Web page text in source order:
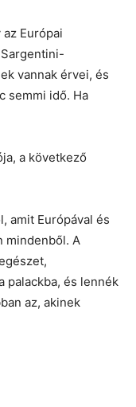
Európai
vannak érvei, és
semmi idő. Ha
a következő
amit Európával és
mindenből. A
palackba, és lennék
az, akinek